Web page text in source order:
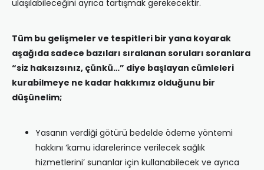
ulaşılabileceğini ayrıca tartışmak gerekecektir.
Tüm bu gelişmeler ve tespitleri bir yana koyarak
aşağıda sadece bazıları sıralanan soruları soranlara
“siz haksızsınız, çünkü…” diye başlayan cümleleri
kurabilmeye ne kadar hakkımız olduğunu bir
düşünelim;
Yasanın verdiği götürü bedelde ödeme yöntemi
hakkını ‘kamu idarelerince verilecek sağlık
hizmetlerini’ sunanlar için kullanabilecek ve ayrıca